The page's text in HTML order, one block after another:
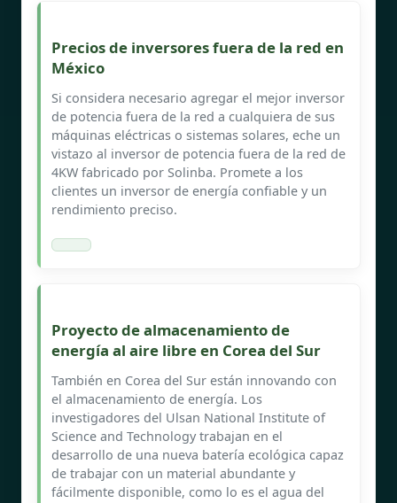
Precios de inversores fuera de la red en
México
Si considera necesario agregar el mejor inversor
de potencia fuera de la red a cualquiera de sus
máquinas eléctricas o sistemas solares, eche un
vistazo al inversor de potencia fuera de la red de
4KW fabricado por Solinba. Promete a los
clientes un inversor de energía confiable y un
rendimiento preciso.
Proyecto de almacenamiento de
energía al aire libre en Corea del Sur
También en Corea del Sur están innovando con
el almacenamiento de energía. Los
investigadores del Ulsan National Institute of
Science and Technology trabajan en el
desarrollo de una nueva batería ecológica capaz
de trabajar con un material abundante y
fácilmente disponible, como lo es el agua del